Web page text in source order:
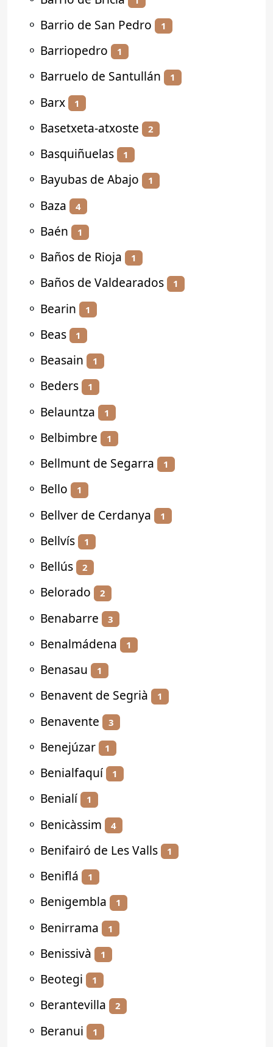
⚬ Barrio de San Pedro 1
⚬ Barriopedro 1
⚬ Barruelo de Santullán 1
⚬ Barx 1
⚬ Basetxeta-atxoste 2
⚬ Basquiñuelas 1
⚬ Bayubas de Abajo 1
⚬ Baza 4
⚬ Baén 1
⚬ Baños de Rioja 1
⚬ Baños de Valdearados 1
⚬ Bearin 1
⚬ Beas 1
⚬ Beasain 1
⚬ Beders 1
⚬ Belauntza 1
⚬ Belbimbre 1
⚬ Bellmunt de Segarra 1
⚬ Bello 1
⚬ Bellver de Cerdanya 1
⚬ Bellvís 1
⚬ Bellús 2
⚬ Belorado 2
⚬ Benabarre 3
⚬ Benalmádena 1
⚬ Benasau 1
⚬ Benavent de Segrià 1
⚬ Benavente 3
⚬ Benejúzar 1
⚬ Benialfaquí 1
⚬ Benialí 1
⚬ Benicàssim 4
⚬ Benifairó de Les Valls 1
⚬ Beniflá 1
⚬ Benigembla 1
⚬ Benirrama 1
⚬ Benissivà 1
⚬ Beotegi 1
⚬ Berantevilla 2
⚬ Beranui 1